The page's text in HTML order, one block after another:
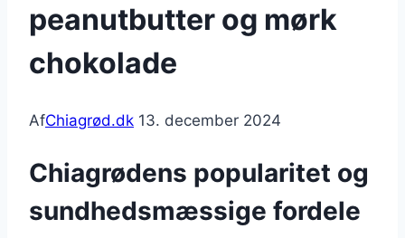
peanutbutter og mørk
chokolade
AfChiagrød.dk 13. december 2024
Chiagrødens popularitet og
sundhedsmæssige fordele